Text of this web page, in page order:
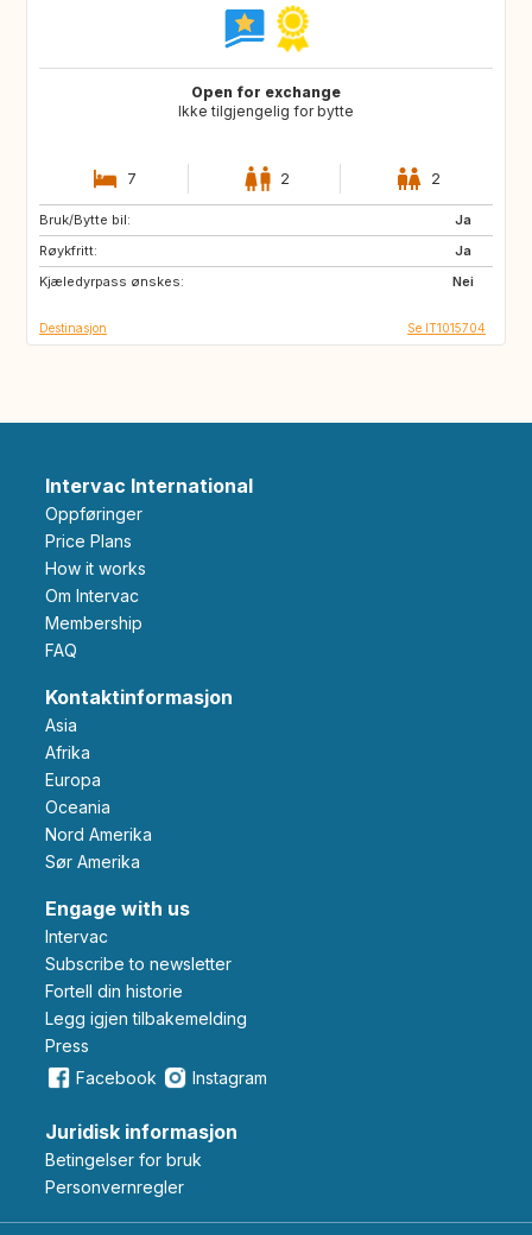
Open for exchange
Ikke tilgjengelig for bytte
7 2 2
Bruk/Bytte bil:
Ja
Røykfritt:
Ja
Kjæledyrpass ønskes:
Nei
DE
ES
GB
Destinasjon Se IT1015704
Intervac International
Oppføringer
Price Plans
How it works
Om Intervac
Membership
FAQ
Kontaktinformasjon
Asia
Afrika
Europa
Oceania
Nord Amerika
Sør Amerika
Engage with us
Intervac
Subscribe to newsletter
Fortell din historie
Legg igjen tilbakemelding
Press
Facebook
Instagram
Juridisk informasjon
Betingelser for bruk
Personvernregler